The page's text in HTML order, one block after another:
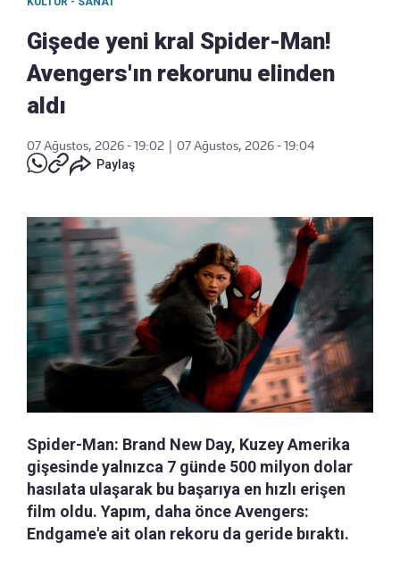
Gişede yeni kral Spider-Man!
Avengers'ın rekorunu elinden
aldı
07 Ağustos, 2026 - 19:02
07 Ağustos, 2026 - 19:04
Paylaş
Spider-Man: Brand New Day, Kuzey Amerika
gişesinde yalnızca 7 günde 500 milyon dolar
hasılata ulaşarak bu başarıya en hızlı erişen
film oldu. Yapım, daha önce Avengers:
Endgame'e ait olan rekoru da geride bıraktı.